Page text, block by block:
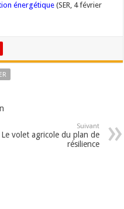
énergétique(SER, 4 février
Suivant
Le volet agricole du plan de
résilience